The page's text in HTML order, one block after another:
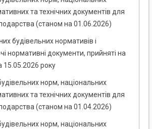
та технічних документів для
(станом на 01.06.2026)
будівельних нормативів і
нормативні документи, прийняті на
15.05.2026 року
норм, національних
та технічних документів для
(станом на 01.04.2026)
норм, національних